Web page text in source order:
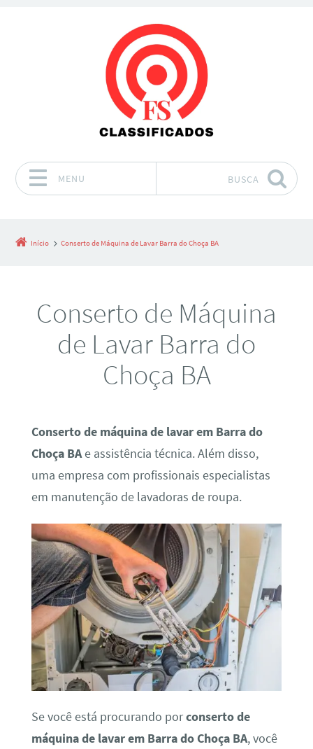
MENU BUSCA
Início Conserto de Máquina de Lavar Barra do Choça BA
Conserto de Máquina
de Lavar Barra do
Choça BA
Conserto de máquina de lavar em Barra do
Choça BAe assistência técnica. Além disso,
uma empresa com profissionais especialistas
em manutenção de lavadoras de roupa.
Se você está procurando porconserto de
máquina de lavar em Barra do Choça BA, você